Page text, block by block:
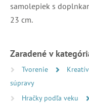
samolepiek s
23 cm.
Zaradené v
Tvorenie
súpravy
Hračky podľa veku